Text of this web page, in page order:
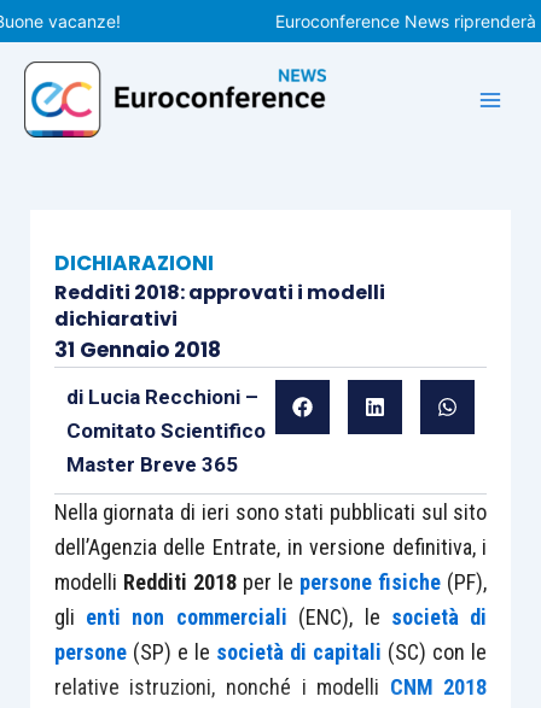
Vai
al
contenuto
vacanze! Euroconference News riprenderà le
DICHIARAZIONI
Redditi 2018: approvati i modelli
dichiarativi
31 Gennaio 2018
di Lucia Recchioni –
Comitato Scientifico
Master Breve 365
Nella giornata di ieri sono stati pubblicati sul sito
dell’Agenzia delle Entrate, in versione definitiva, i
modelli Redditi 2018per le persone fisiche (PF),
gli enti non commerciali (ENC), le società di
persone(SP) e le società di capitali (SC) con le
relative istruzioni, nonché i modelli CNM 2018